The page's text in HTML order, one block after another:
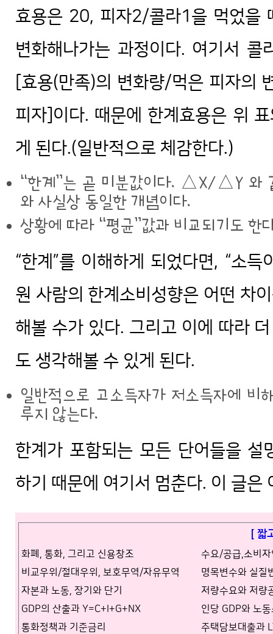
효용은 20, 피자2/콜라1을 먹었을
변화해나가는 과정이다. 여기서
[효용(만족)의 변화량/먹은 피자
피자]이다. 때문에 한계효용은 위
게 된다.(일반적으로 체감한다.)
“한계”는 곧 미분값이다. △X/△Y 와
와 사실상 동일한 개념이다.
상황에 따라 “평균”값과 비교되기도 한
“한계”를 이해하게 되었다면, “소
원 사람의 한계소비성향은 어떤 차
해볼 수가 있다. 그리고 이에 따라
도 생각해볼 수 있게 된다.
일반적으로 고소득자가 저소득자에 비
루지 않는다.
한계가 포함되는 모든 단어들을 설
하기 때문에 여기서 멈춘다. 이 글은
[ 짧
화폐, 통화, 그리고 신용창조
수요/공급,소비
비교우위/절대우위, 보호무역/자유무역
명목변수와 실질
자본과 노동, 장기와 단기
저량수요와 저량
GDP의 산출과 Y=C+I+G+NX
인당 GDP와 노
통화정책과 기준금리
주택담보대출과